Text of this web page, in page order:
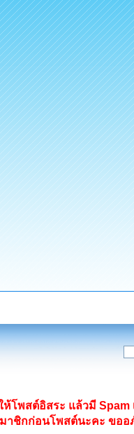
ห้โพสต์อิสระ แล้วมี Spam
าชิกก่อนโพสต์นะคะ ขออ